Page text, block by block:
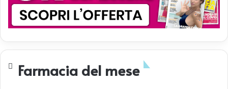
Farmacia del mese